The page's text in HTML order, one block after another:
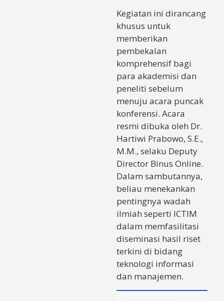
Kegiatan ini dirancang
khusus untuk
memberikan
pembekalan
komprehensif bagi
para akademisi dan
peneliti sebelum
menuju acara puncak
konferensi. Acara
resmi dibuka oleh Dr.
Hartiwi Prabowo, S.E.,
M.M., selaku Deputy
Director Binus Online.
Dalam sambutannya,
beliau menekankan
pentingnya wadah
ilmiah seperti ICTIM
dalam memfasilitasi
diseminasi hasil riset
terkini di bidang
teknologi informasi
dan manajemen.